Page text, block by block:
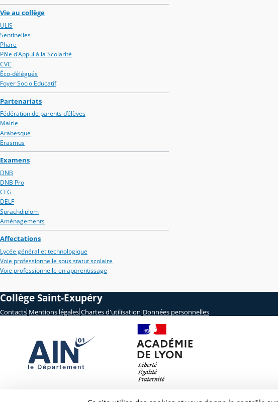
Vie au collège
ULIS
Sentinelles
Phare
Pôle d'Appui à la Scolarité
CVC
Éco-délégués
Foyer Socio Educatif
Partenariats
Fédération de parents d’élèves
Mairie
Arabesque
Erasmus
Examens
DNB
DNB Pro
CFG
DELF
Sprachdiplom
Aménagements
Affectations
Lycée général et technologique
Voie professionnelle sous statut scolaire
Voie professionnelle en apprentissage
Collège Saint-Exupéry
Contacts Mentions légales Chartes d'utilisation Données personnelles